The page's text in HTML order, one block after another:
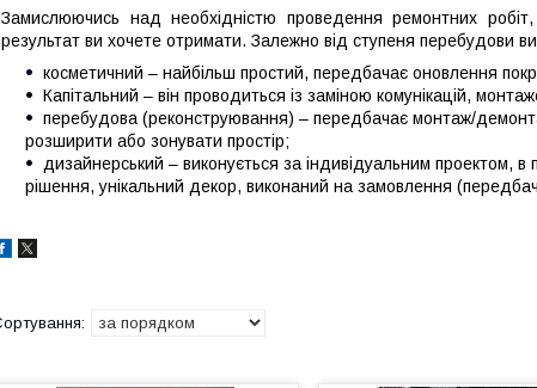
Замислюючись над необхідністю проведення ремонтних
результат ви хочете отримати. Залежно від ступеня перебудови
косметичний – найбільш простий, передбачає оновлення
Капітальний – він проводиться із заміною комунікацій,
перебудова (реконструювання) – передбачає монтаж/
розширити або зонувати простір;
дизайнерський – виконується за індивідуальним проектом,
рішення, унікальний декор, виконаний на замовлення